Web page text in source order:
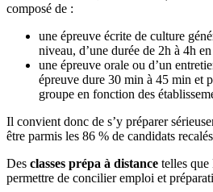
composé de :
une épreuve écrite de culture
niveau, d’une durée de 2h à 4h
une épreuve orale ou d’un
épreuve dure 30 min à 45 min et
groupe en fonction des
Il convient donc de s’y préparer
être parmis les 86 % de candidats
Des classes prépa à distance telles
permettre de concilier emploi et